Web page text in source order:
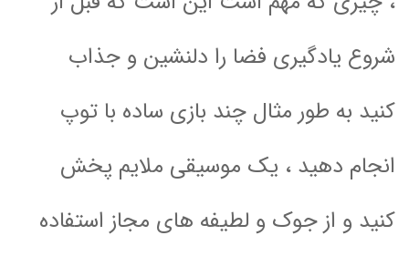
شروع یادگیری فضا را دلنشین و جذاب
کنید به طور مثال چند بازی ساده با توپ
انجام دهید ، یک موسیقی ملایم پخش
کنید و از جوک و لطیفه های مجاز استفاده